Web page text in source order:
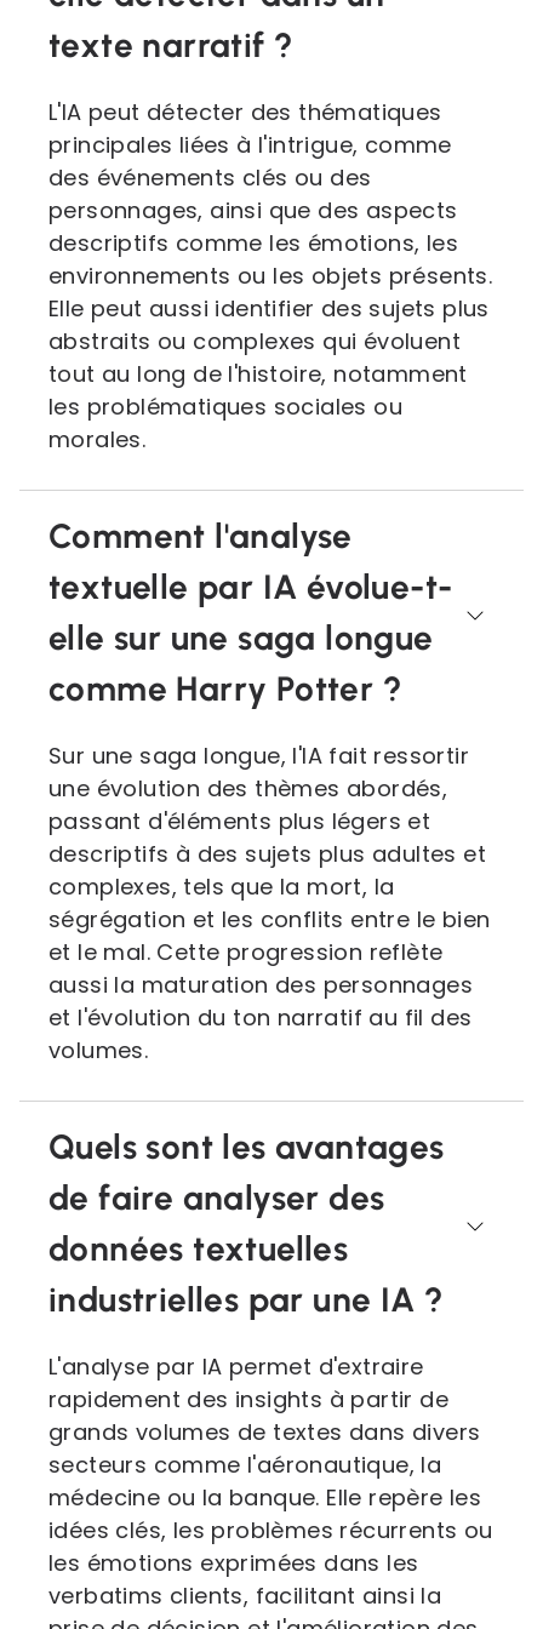
texte narratif ?
L'IA peut détecter des thématiques
principales liées à l'intrigue, comme
des événements clés ou des
personnages, ainsi que des aspects
descriptifs comme les émotions, les
environnements ou les objets présents.
Elle peut aussi identifier des sujets plus
abstraits ou complexes qui évoluent
tout au long de l'histoire, notamment
les problématiques sociales ou
morales.
Comment l'analyse
textuelle par IA évolue-t-
elle sur une saga longue
comme Harry Potter ?
Sur une saga longue, l'IA fait ressortir
une évolution des thèmes abordés,
passant d'éléments plus légers et
descriptifs à des sujets plus adultes et
complexes, tels que la mort, la
ségrégation et les conflits entre le bien
et le mal. Cette progression reflète
aussi la maturation des personnages
et l'évolution du ton narratif au fil des
volumes.
Quels sont les avantages
de faire analyser des
données textuelles
industrielles par une IA ?
L'analyse par IA permet d'extraire
rapidement des insights à partir de
grands volumes de textes dans divers
secteurs comme l'aéronautique, la
médecine ou la banque. Elle repère les
idées clés, les problèmes récurrents ou
les émotions exprimées dans les
verbatims clients, facilitant ainsi la